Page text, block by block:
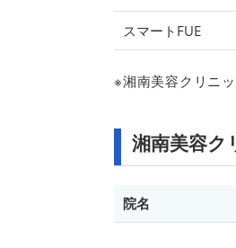
スマートFUE
※湘南美容クリニ
湘南美容ク
院名